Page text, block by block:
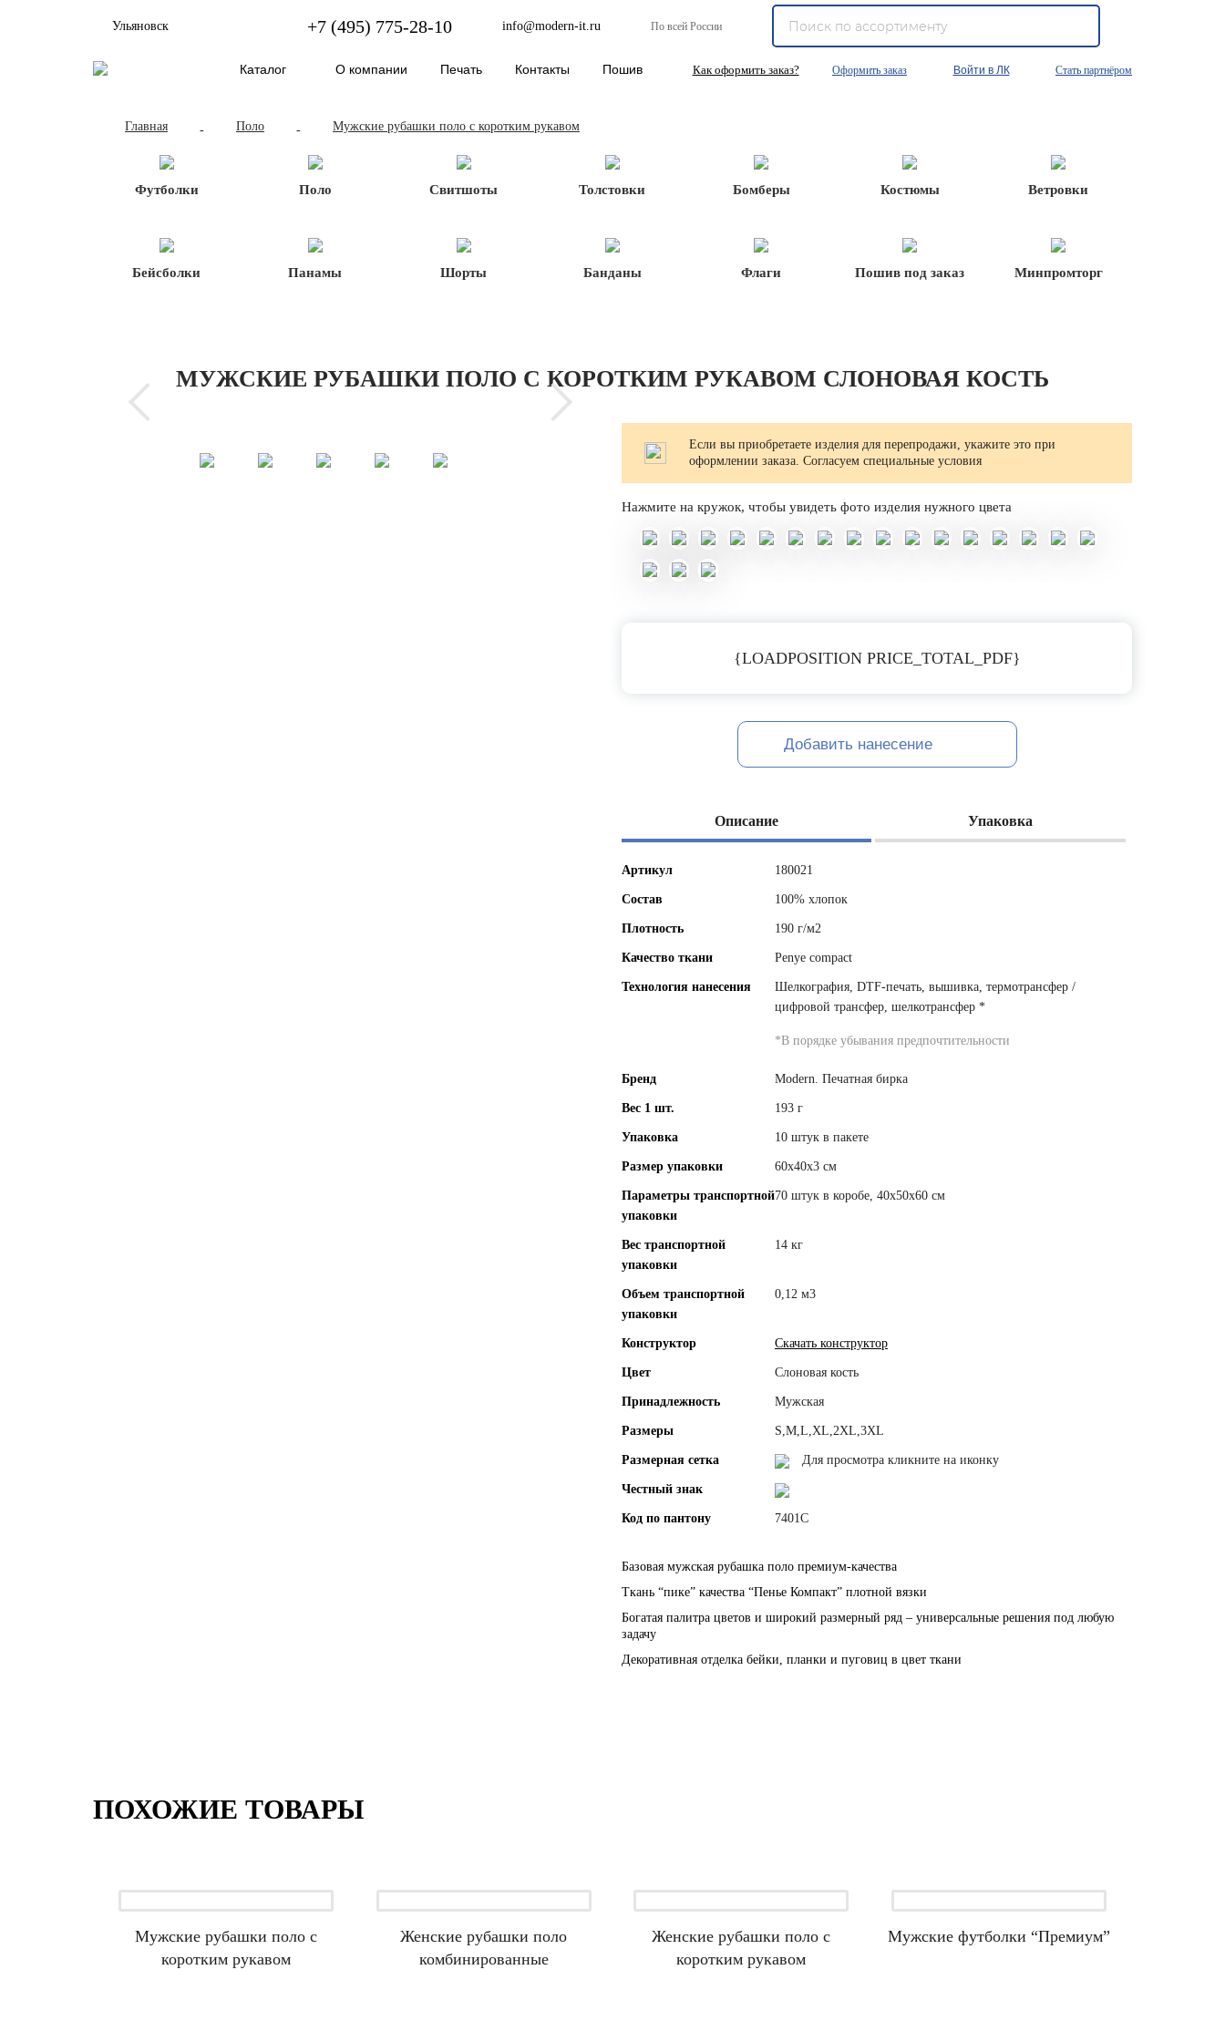
Ульяновск +7 (495) 775-28-10 info@modern-it.ru По всей России
Каталог О компании Печать Контакты Пошив Как оформить заказ? Оформить заказ Войти в ЛК Стать партнёром
Главная - Поло - Мужские рубашки поло с коротким рукавом
Футболки Поло Свитшоты Толстовки Бомберы Костюмы Ветровки
Бейсболки Панамы Шорты Банданы Флаги Пошив под заказ Минпромторг
МУЖСКИЕ РУБАШКИ ПОЛО С КОРОТКИМ РУКАВОМ СЛОНОВАЯ КОСТЬ
Если вы приобретаете изделия для перепродажи, укажите это при
оформлении заказа. Согласуем специальные условия
Нажмите на кружок, чтобы увидеть фото изделия нужного цвета
{LOADPOSITION PRICE_TOTAL_PDF}
Добавить нанесение
Описание Упаковка
Артикул 180021
Состав 100% хлопок
Плотность 190 г/м2
Качество ткани Penye compact
Технология нанесения
Шелкография, DTF-печать, вышивка, термотрансфер /
цифровой трансфер, шелкотрансфер *
*В порядке убывания предпочтительности
Бренд Modern. Печатная бирка
Вес 1 шт. 193 г
Упаковка 10 штук в пакете
Размер упаковки 60x40x3 см
Параметры транспортной
упаковки
70 штук в коробе, 40x50x60 см
Вес транспортной
упаковки
14 кг
Объем транспортной
упаковки
0,12 м3
Конструктор Скачать конструктор
Цвет Слоновая кость
Принадлежность Мужская
Размеры S,M,L,XL,2XL,3XL
Размерная сетка Для просмотра кликните на иконку
Честный знак
Код по пантону 7401С
Базовая мужская рубашка поло премиум-качества
Ткань “пике” качества “Пенье Компакт” плотной вязки
Богатая палитра цветов и широкий размерный ряд – универсальные решения под любую
задачу
Декоративная отделка бейки, планки и пуговиц в цвет ткани
ПОХОЖИЕ ТОВАРЫ
Мужские рубашки поло с
коротким рукавом
Женские рубашки поло
комбинированные
Женские рубашки поло с
коротким рукавом
Мужские футболки “Премиум”